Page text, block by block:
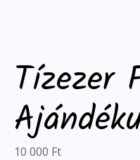
Tízezer
10 000 Ft